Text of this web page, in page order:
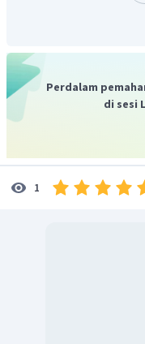
Perdalam
di sesi
1